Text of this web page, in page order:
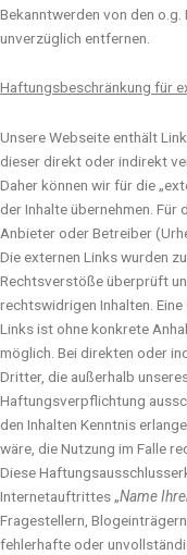
Bekanntwerden von den
unverzüglich entfernen.
Haftungsbeschränkung für
Unsere Webseite enthält
dieser direkt oder indirekt
Daher können wir für die
der Inhalte übernehmen. Für
Anbieter oder Betreiber
Die externen Links wurden
Rechtsverstöße überprüft
rechtswidrigen Inhalten.
Links ist ohne konkrete
möglich. Bei direkten oder
Dritter, die außerhalb
Haftungsverpflichtung
den Inhalten Kenntnis
wäre, die Nutzung im Falle
Diese
Internetauftrittes „Name
Fragestellern,
fehlerhafte oder